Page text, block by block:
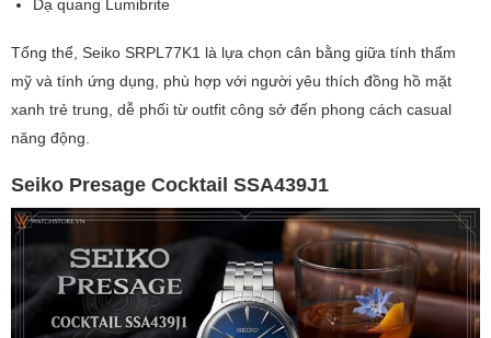
Dạ quang Lumibrite
Tổng thể, Seiko SRPL77K1 là lựa chọn cân bằng giữa tính thẩm
mỹ và tính ứng dụng, phù hợp với người yêu thích đồng hồ mặt
xanh trẻ trung, dễ phối từ outfit công sở đến phong cách casual
năng động.
Seiko Presage Cocktail SSA439J1